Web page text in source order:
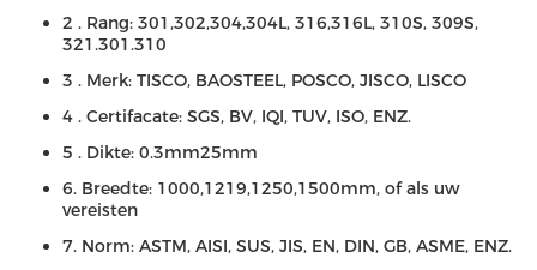
2 . Rang: 301,302,304,304L, 316,316L, 310S, 309S,
321.301.310
3 . Merk: TISCO, BAOSTEEL, POSCO, JISCO, LISCO
4 . Certifacate: SGS, BV, IQI, TUV, ISO, ENZ.
5 . Dikte: 0.3mm25mm
6. Breedte: 1000,1219,1250,1500mm, of als uw
vereisten
7. Norm: ASTM, AISI, SUS, JIS, EN, DIN, GB, ASME, ENZ.